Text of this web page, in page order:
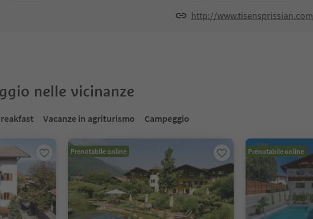
http://www.tisensprissian.com
nelle vicinanze
Vacanze in agriturismo Campeggio
Prenotabile online Prenotabile online